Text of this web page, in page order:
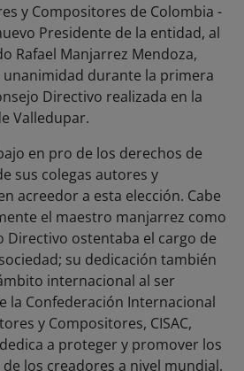
y Compositores de Colombia -
Presidente de la entidad, al
Rafael Manjarrez Mendoza,
durante la primera
Directivo realizada en la
Valledupar.
en pro de los derechos de
sus colegas autores y
acreedor a esta elección. Cabe
el maestro manjarrez como
Directivo ostentaba el cargo de
su dedicación también
internacional al ser
la Confederación Internacional
y Compositores, CISAC,
a proteger y promover los
los creadores a nivel mundial.